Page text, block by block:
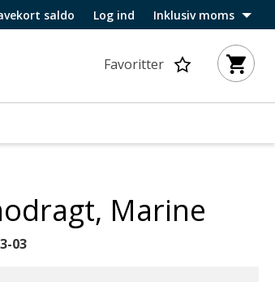
saldo Log ind Inklusiv moms
Favoritter
Marine
03